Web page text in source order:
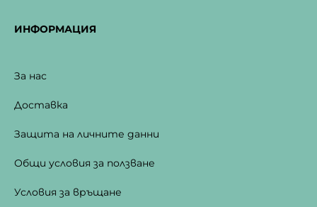
ИНФОРМАЦИЯ
За нас
Доставка
Защита на личните данни
Общи условия за ползване
Условия за връщане